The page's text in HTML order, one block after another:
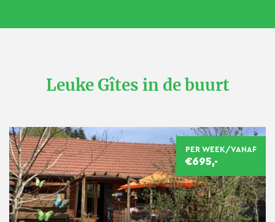
Leuke Gîtes in de buurt
PER WEEK/VANAF
€695,-